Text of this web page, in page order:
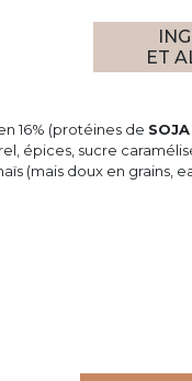
ET
16% (protéines de SOJA
épices, sucre
(mais doux en grains,